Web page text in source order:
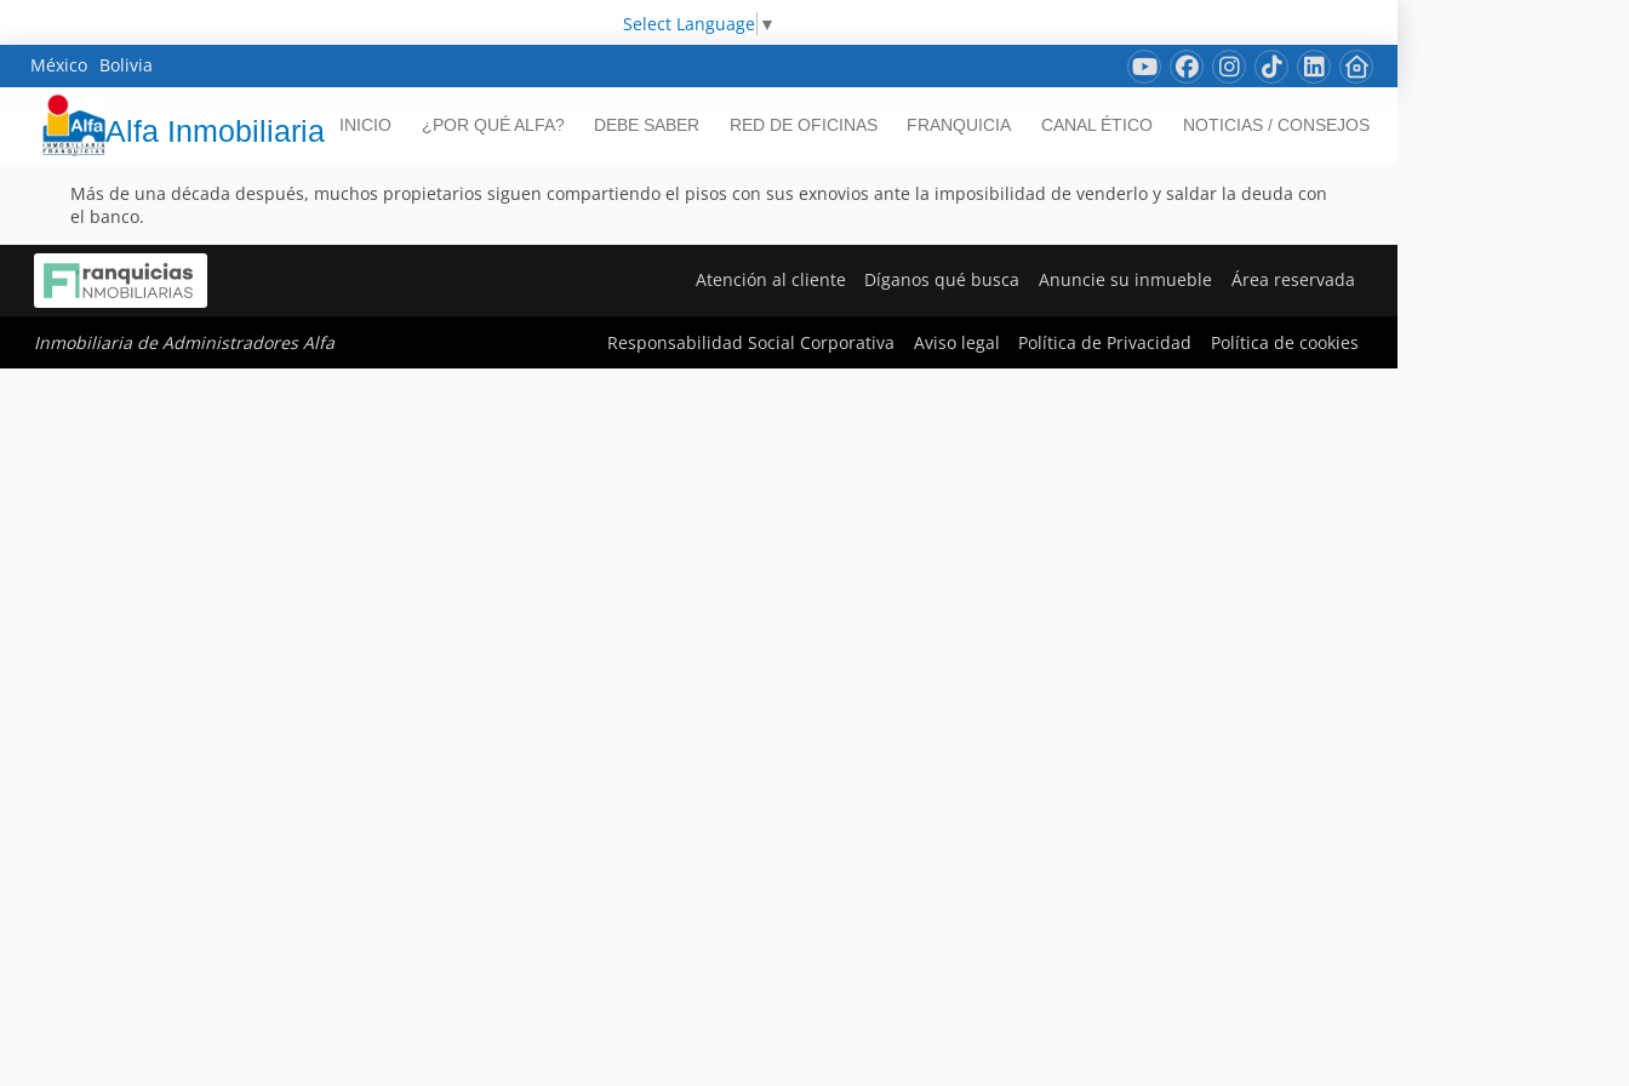
Select Language ▼
México Bolivia
Alfa Inmobiliaria INICIO ¿POR QUÉ ALFA? DEBE SABER RED DE OFICINAS FRANQUICIA CANAL ÉTICO NOTICIAS / CONSEJOS
Más de una década después, muchos propietarios siguen compartiendo el pisos con sus exnovios ante la imposibilidad de venderlo y saldar la deuda con
el banco.
Atención al cliente Díganos qué busca Anuncie su inmueble Área reservada
Inmobiliaria de Administradores Alfa Responsabilidad Social Corporativa Aviso legal Política de Privacidad Política de cookies